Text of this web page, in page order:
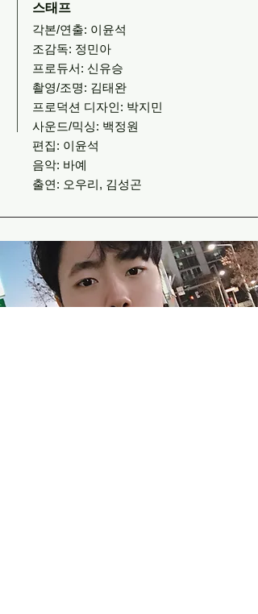
스태프
각본/연출: 이윤석
조감독: 정민아
프로듀서: 신유승
촬영/조명: 김태완
프로덕션 디자인: 박지민
사운드/믹싱: 백정원
편집: 이윤석
음악: 바예
출연: 오우리, 김성곤